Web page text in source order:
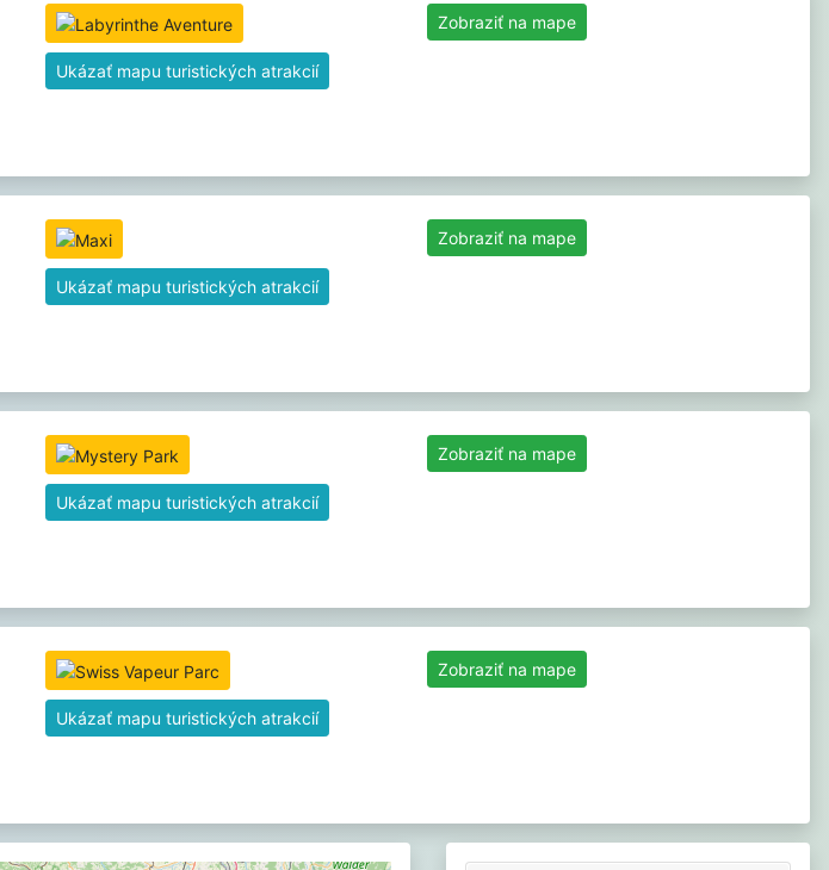
Ukázať mapu turistických atrakcií
Zobraziť na mape
Ukázať mapu turistických atrakcií
Zobraziť na mape
Ukázať mapu turistických atrakcií
Zobraziť na mape
Ukázať mapu turistických atrakcií
Zobraziť na mape